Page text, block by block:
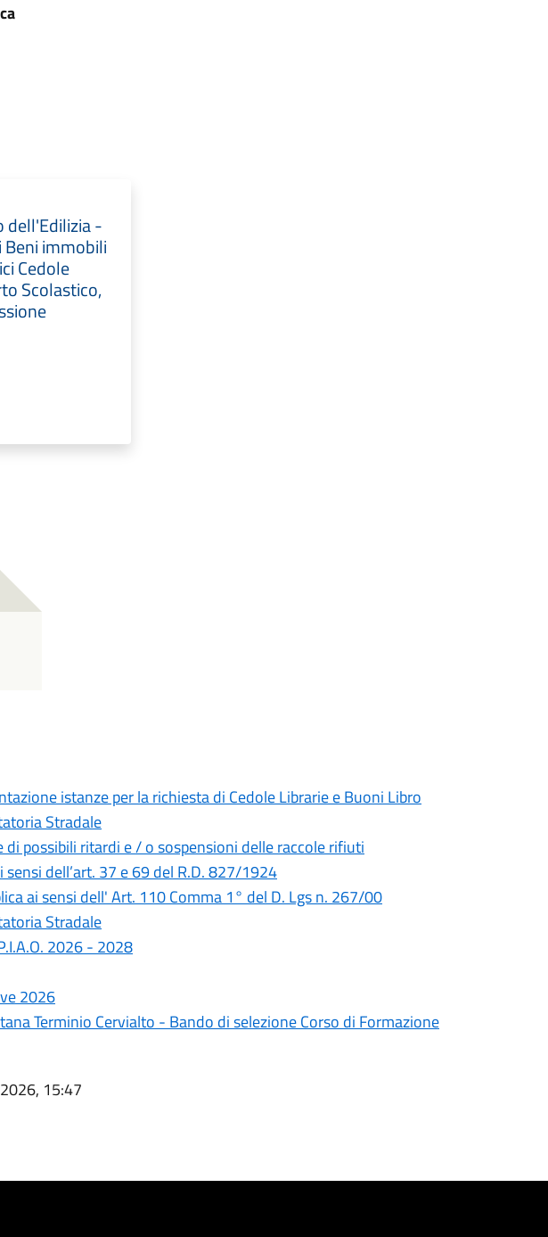
dell'Edilizia -
immobili
Cedole
Scolastico,
istanze per la richiesta di Cedole Librarie e Buoni Libro
Stradale
di possibili ritardi e / o sospensioni delle raccole rifiuti
sensi dell’art. 37 e 69 del R.D. 827/1924
ai sensi dell' Art. 110 Comma 1° del D. Lgs n. 267/00
Stradale
2026 - 2028
2026
Terminio Cervialto - Bando di selezione Corso di Formazione
15:47